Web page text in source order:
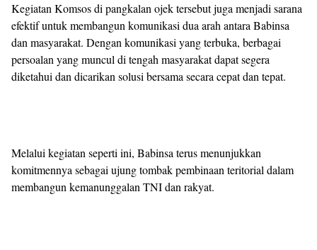
Kegiatan Komsos di pangkalan ojek tersebut juga menjadi sarana
efektif untuk membangun komunikasi dua arah antara Babinsa
dan masyarakat. Dengan komunikasi yang terbuka, berbagai
persoalan yang muncul di tengah masyarakat dapat segera
diketahui dan dicarikan solusi bersama secara cepat dan tepat.
Melalui kegiatan seperti ini, Babinsa terus menunjukkan
komitmennya sebagai ujung tombak pembinaan teritorial dalam
membangun kemanunggalan TNI dan rakyat.